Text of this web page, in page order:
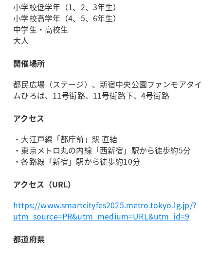
小学校低学年（1、2、3年生）
小学校高学年（4、5、6年生）
中学生・高校生
大人
開催場所
都民広場（ステージ）、新宿中央公園ファンモアタイ
ムひろば、11号街路、11号街路下、4号街路
アクセス
・大江戸線「都庁前」駅 直結
・東京メトロ丸の内線「西新宿」駅から徒歩約5分
・各路線「新宿」駅から徒歩約10分
アクセス（URL）
https://www.smartcityfes2025.metro.tokyo.lg.jp/?
utm_source=PR&utm_medium=URL&utm_id=9
都道府県